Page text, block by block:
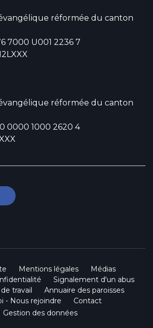
réformée du canton
7000 U001 2236 7
réformée du canton
0000 1000 2620 4
Mentions légales
Médias
Signalement d'un abus
travail
Annuaire des paroisses
- Nous rejoindre
Contact
Gestion des données